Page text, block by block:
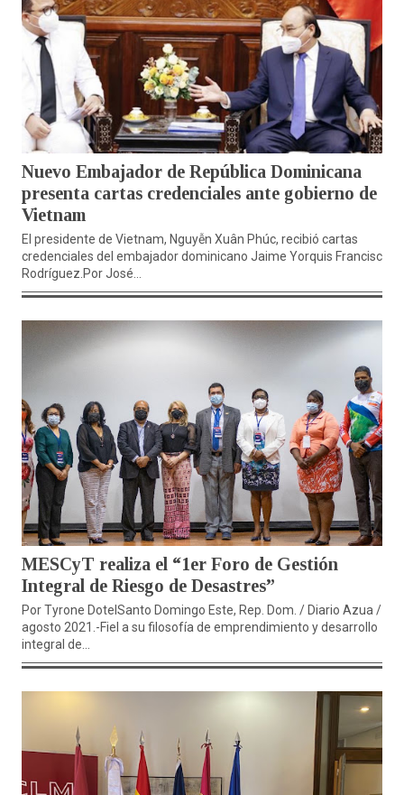
Nuevo Embajador de República Dominicana
presenta cartas credenciales ante gobierno de
Vietnam
El presidente de Vietnam, Nguyễn Xuân Phúc, recibió cartas
credenciales del embajador dominicano Jaime Yorquis Francisco
Rodríguez.Por José...
MESCyT realiza el “1er Foro de Gestión
Integral de Riesgo de Desastres”
Por Tyrone DotelSanto Domingo Este, Rep. Dom. / Diario Azua / 1
agosto 2021.-Fiel a su filosofía de emprendimiento y desarrollo
integral de...